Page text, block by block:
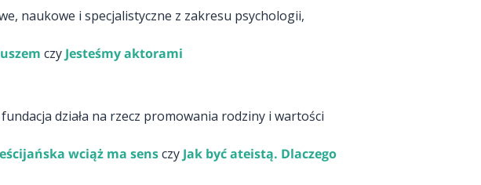
naukowe i specjalistyczne z zakresu psychologii,
czy Jesteśmy aktorami
działa na rzecz promowania rodziny i wartości
wciąż ma sensczy Jak być ateistą. Dlaczego